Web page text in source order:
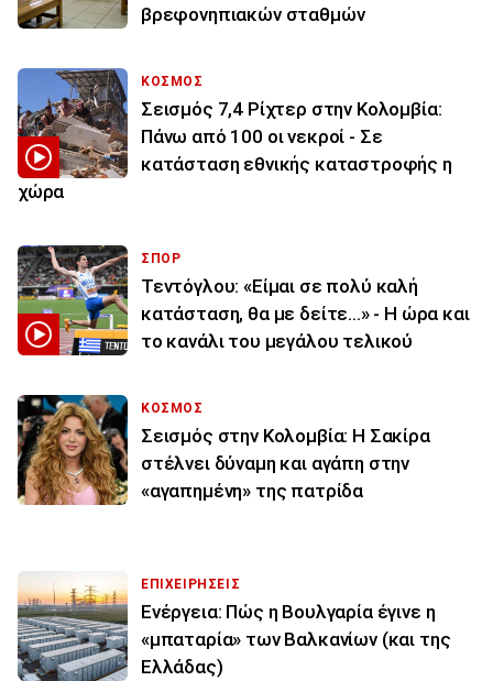
βρεφονηπιακών σταθμών
ΚΟΣΜΟΣ
Σεισμός 7,4 Ρίχτερ στην Κολομβία:
Πάνω από 100 οι νεκροί - Σε
κατάσταση εθνικής καταστροφής η
χώρα
ΣΠΟΡ
Τεντόγλου: «Είμαι σε πολύ καλή
κατάσταση, θα με δείτε...» - Η ώρα και
το κανάλι του μεγάλου τελικού
ΚΟΣΜΟΣ
Σεισμός στην Κολομβία: Η Σακίρα
στέλνει δύναμη και αγάπη στην
«αγαπημένη» της πατρίδα
ΕΠΙΧΕΙΡΗΣΕΙΣ
Ενέργεια: Πώς η Βουλγαρία έγινε η
«μπαταρία» των Βαλκανίων (και της
Ελλάδας)